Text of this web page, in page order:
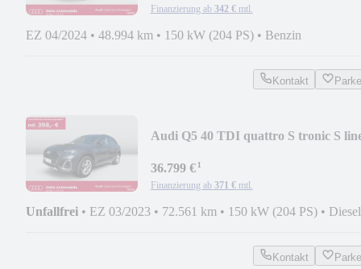
Finanzierung ab 342 € mtl.
EZ 04/2024 • 48.994 km • 150 kW (204 PS) • Benzin
Kontakt
Audi Q5 40 TDI quattro S tronic S
36.799 €¹
Finanzierung ab 371 € mtl.
Unfallfrei • EZ 03/2023 • 72.561 km • 150 kW (204 PS) • Diesel
Kontakt